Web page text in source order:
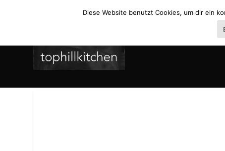
Diese Website benutzt Cookies, um dir ein